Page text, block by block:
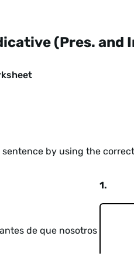
(Pres. and
sentence by using the
de que nosotros
1.